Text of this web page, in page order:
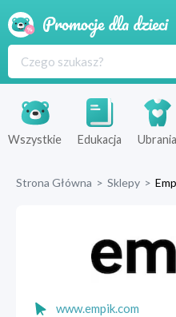
Wszystkie Edukacja Ubrania
Strona Główna > Sklepy >
www.empik.com